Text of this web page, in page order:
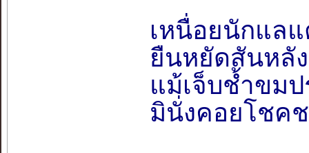
เหนื่อยนักแล
ยืนหยัดสันหลั
แม้เจ็บช้ำขม
มินั่งคอยโชค